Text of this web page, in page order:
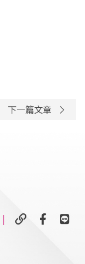
下一篇文章
|